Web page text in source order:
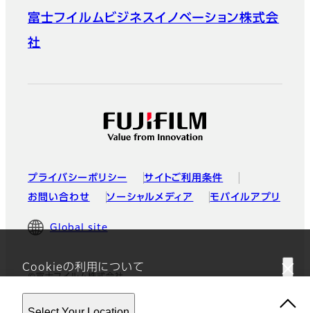
Cookieの利用について
このウェブサイトはクッキーを使用しています。このサイトを使用す
富士フイルムビジネスイノベーション株式会
社
プライバシーポリシー
サイトご利用条件
お問い合わせ
ソーシャルメディア モバイルアプリ
Global site
©富士フイルム株式会社